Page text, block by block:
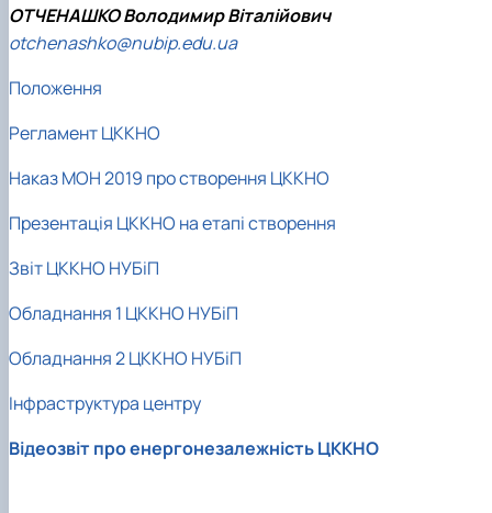
ОТЧЕНАШКО Володимир Віталійович
otchenashko@nubip.edu.ua
Положення
Регламент ЦККНО
Наказ МОН 2019 про створення ЦККНО
Презентація ЦККНО на етапі створення
Звіт ЦККНО НУБіП
Обладнання 1 ЦККНО НУБіП
Обладнання 2 ЦККНО НУБіП
Інфраструктура центру
Відеозвіт про енергонезалежність ЦККНО